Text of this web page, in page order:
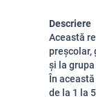
Descriere
Această
preșcolar,
și la
În
de la 1 la